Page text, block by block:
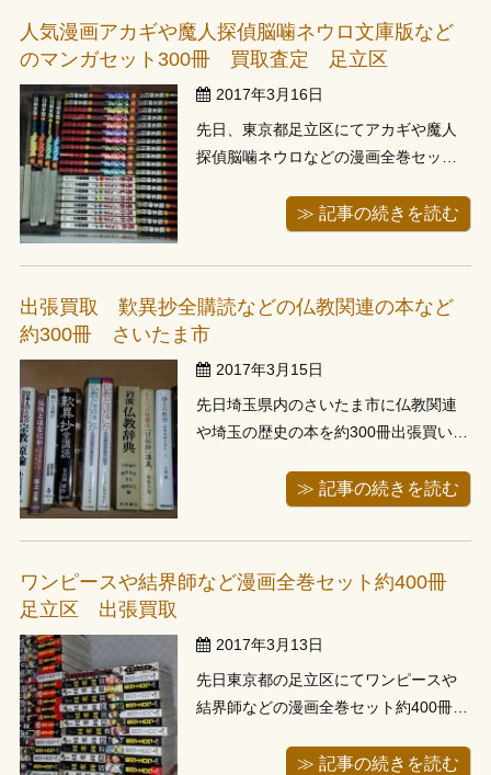
っ越しの真っ最中という状態でした。
買取希望の商品があるお部屋へ通して...
人気漫画アカギや魔人探偵脳噛ネウロ文庫版など
のマンガセット300冊 買取査定 足立区
2017年3月16日
先日、東京都足立区にてアカギや魔人
探偵脳噛ネウロなどの漫画全巻セット
した前日にお電話頂き、当日はご予約
め、翌日にお伺いしました。今回はお
引っ越しによる蔵書整理とのことでし
た。お電話では100冊少々とお聞きし、
お...
≫ 記事の続きを読む
出張買取 歎異抄全購読などの仏教関連の本など
約300冊 さいたま市
2017年3月15日
先日埼玉県内のさいたま市に仏教関連
や埼玉の歴史の本を約300冊出張買い取
電話でお問い合わせを頂き、お伺いさ
て頂いた際は、日本列島改造論がある
んだけど、ということ、亡くなられた
お父様の本とのことでした。お話が上
≫ 記事の続きを読む
ワンピースや結界師など漫画全巻セット約400冊
足立区 出張買取
2017年3月13日
先日東京都の足立区にてワンピースや
結界師などの漫画全巻セット約400冊を
き、即日で出張させて頂いたお客様で
≫ 記事の続きを読む